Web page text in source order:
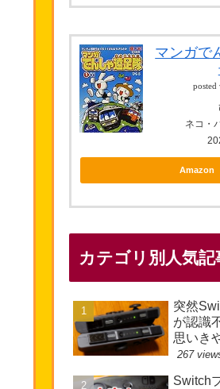
マンガで
posted
ネコ・
Amazon
カテゴリ別人気記
突然
が認識
思いき
267
Switch